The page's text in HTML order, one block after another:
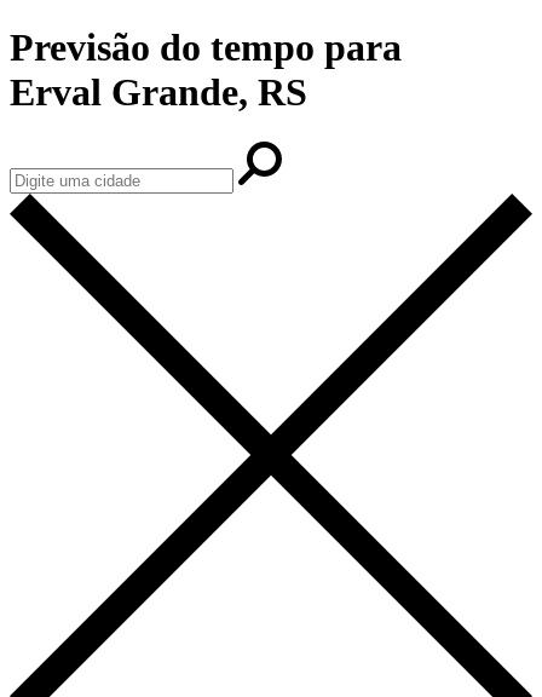
Previsão do tempo para
Erval Grande, RS